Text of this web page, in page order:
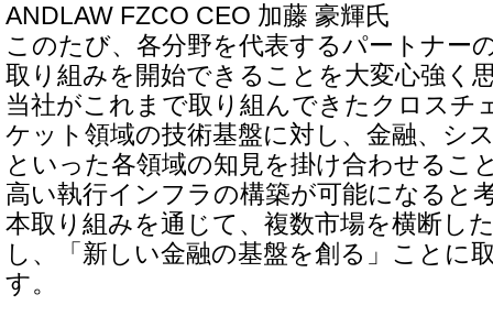
ANDLAW FZCO CEO 加藤 豪輝氏
このたび、各分野を代表するパートナー
取り組みを開始できることを大変心強く
当社がこれまで取り組んできたクロスチ
ケット領域の技術基盤に対し、金融、シ
といった各領域の知見を掛け合わせるこ
高い執行インフラの構築が可能になると
本取り組みを通じて、複数市場を横断し
し、「新しい金融の基盤を創る」ことに
す。